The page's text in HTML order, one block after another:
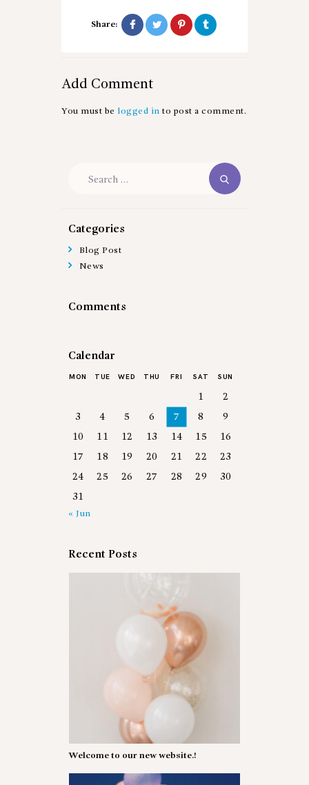
Share:
Add Comment
You must be logged in to post a comment.
Categories
Blog Post
News
Comments
Calendar
MON TUE WED THU FRI SAT SUN
1 2
3 4 5 6 7 8 9
10 11 12 13 14 15 16
17 18 19 20 21 22 23
24 25 26 27 28 29 30
31
« Jun
Recent Posts
Welcome to our new website.!